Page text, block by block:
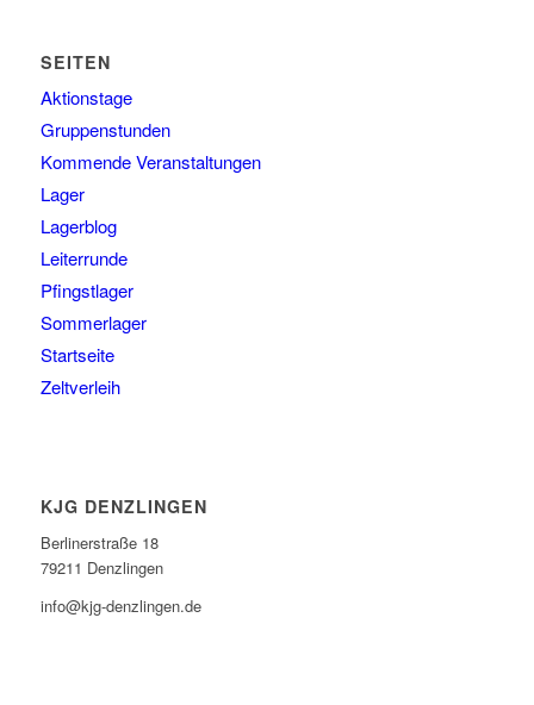
SEITEN
Aktionstage
Gruppenstunden
Kommende Veranstaltungen
Lager
Lagerblog
Leiterrunde
Pfingstlager
Sommerlager
Startseite
Zeltverleih
KJG DENZLINGEN
Berlinerstraße 18
79211 Denzlingen
info@kjg-denzlingen.de